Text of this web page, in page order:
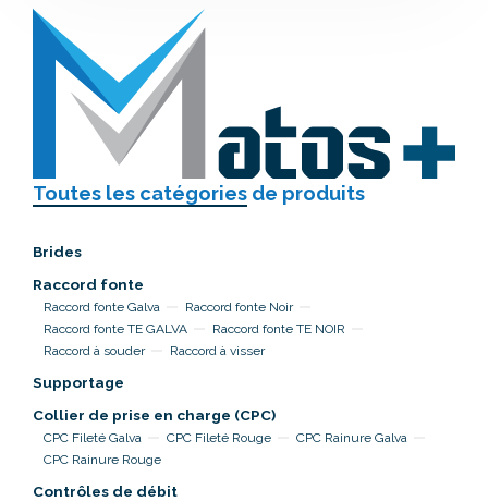
Toutes les catégories de produits
Brides
Raccord fonte
Raccord fonte Galva
Raccord fonte Noir
Raccord fonte TE GALVA
Raccord fonte TE NOIR
Raccord à souder
Raccord à visser
Supportage
Collier de prise en charge (CPC)
CPC Fileté Galva CPC Fileté Rouge
CPC Rainure Galva
CPC Rainure Rouge
Contrôles de débit